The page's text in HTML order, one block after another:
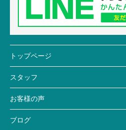
トップページ
スタッフ
お客様の声
ブログ